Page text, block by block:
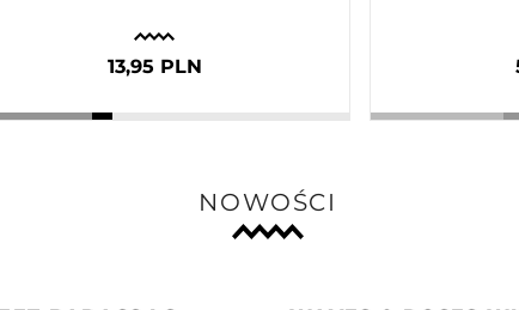
13,95 PLN
NOWOŚCI